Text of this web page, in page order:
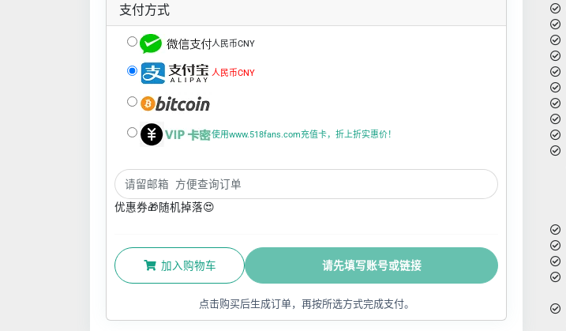
支付方式
人民币CNY
人民币CNY
使用www.518fans.com充值卡，折上折实惠价！
优惠券🎁随机掉落😍
加入购物车 请先填写账号或链接
点击购买后生成订单，再按所选方式完成支付。